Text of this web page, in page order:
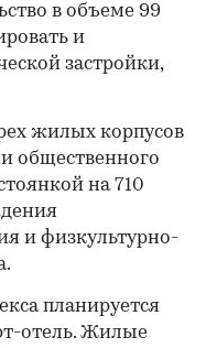
в объеме 99
и
застройки,
жилых корпусов
общественного
на 710
и физкультурно-
планируется
отель. Жилые